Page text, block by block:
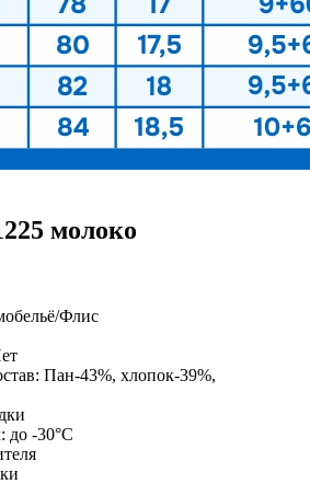
молоко
Флис
Пан-43%, хлопок-39%,
до -30°С